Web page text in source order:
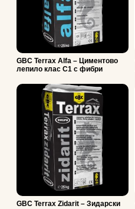
GBC Terrax Alfa – Циментово
лепило клас С1 с фибри
GBC Terrax Zidarit – Зидарски